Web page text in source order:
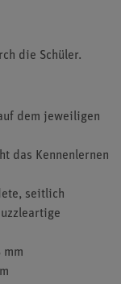
die Schüler.
dem jeweiligen
das Kennenlernen
seitlich
mm